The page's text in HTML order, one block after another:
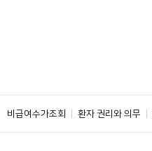
비급여수가조회 환자 권리와 의무